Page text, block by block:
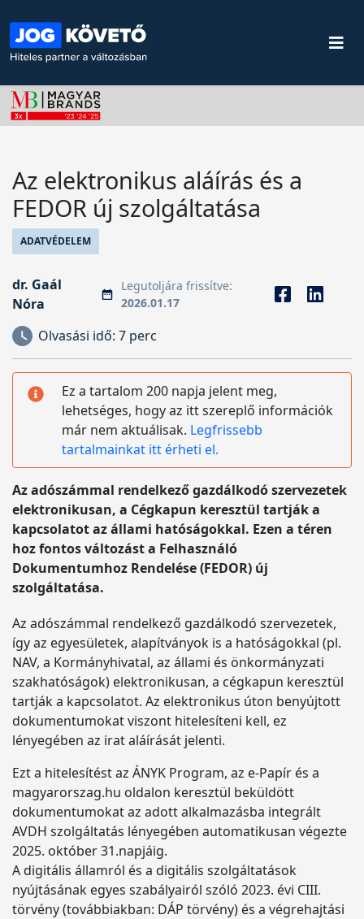
Az elektronikus aláírás és a
FEDOR új szolgáltatása
ADATVÉDELEM
dr. Gaál
Nóra
Legutoljára frissítve:
2026.01.17
Olvasási idő: 7 perc
Ez a tartalom 200 napja jelent meg,
lehetséges, hogy az itt szereplő információk
már nem aktuálisak. Legfrissebb
tartalmainkat itt érheti el.
Az adószámmal rendelkező gazdálkodó szervezetek
elektronikusan, a Cégkapun keresztül tartják a
kapcsolatot az állami hatóságokkal. Ezen a téren
hoz fontos változást a Felhasználó
Dokumentumhoz Rendelése (FEDOR) új
szolgáltatása.
Az adószámmal rendelkező gazdálkodó szervezetek,
így az egyesületek, alapítványok is a hatóságokkal (pl.
NAV, a Kormányhivatal, az állami és önkormányzati
szakhatóságok) elektronikusan, a cégkapun keresztül
tartják a kapcsolatot. Az elektronikus úton benyújtott
dokumentumokat viszont hitelesíteni kell, ez
lényegében az irat aláírását jelenti.
Ezt a hitelesítést az ÁNYK Program, az e-Papír és a
magyarorszag.hu oldalon keresztül beküldött
dokumentumokat az adott alkalmazásba integrált
AVDH szolgáltatás lényegében automatikusan végezte
2025. október 31.napjáig.
A digitális államról és a digitális szolgáltatások
nyújtásának egyes szabályairól szóló 2023. évi CIII.
törvény (továbbiakban: DÁP törvény) és a végrehajtási